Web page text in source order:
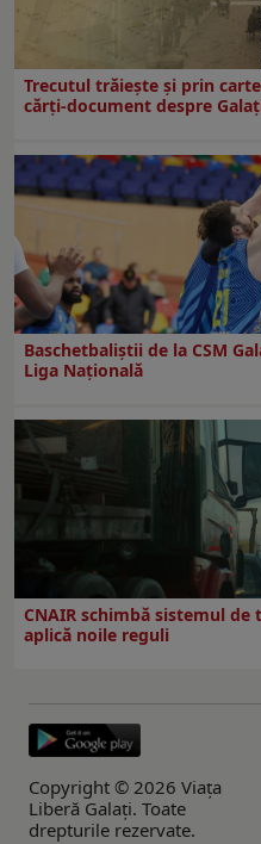
Trecutul trăiește și prin
cărți-document despre
Baschetbaliștii de la CSM
Liga Națională
CNAIR schimbă sistemul
aplică noile reguli
Copyright © 2026 Viaţa
Liberă Galaţi. Toate
drepturile rezervate.